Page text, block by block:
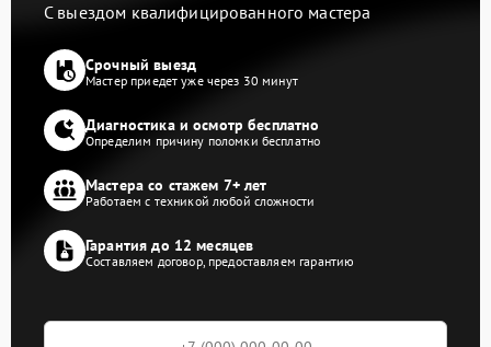
С выездом квалифицированного мастера
Срочный выезд
Мастер приедет уже через 30 минут
Диагностика и осмотр бесплатно
Определим причину поломки бесплатно
Мастера со стажем 7+ лет
Работаем с техникой любой сложности
Гарантия до 12 месяцев
Составляем договор, предоставляем гарантию